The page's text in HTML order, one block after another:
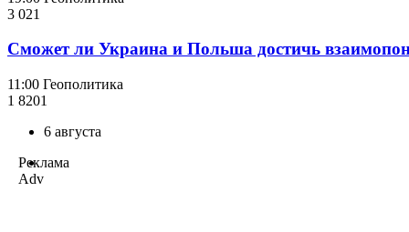
3 021
Сможет ли Украина и Польша достичь
11:00 Геополитика
1 8201
6 августа
Реклама
Adv